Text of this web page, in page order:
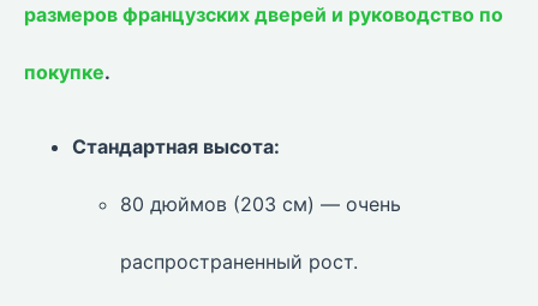
размеров французских дверей и руководство по
покупке.
Стандартная высота:
80 дюймов (203 см) — очень
распространенный рост.